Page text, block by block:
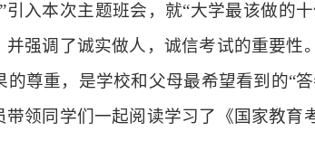
引入本次主题班会，就“大学最该做的
强调了诚实做人，诚信考试的重要性
尊重，是学校和父母最希望看到的“答
领同学们一起阅读学习了《国家教育